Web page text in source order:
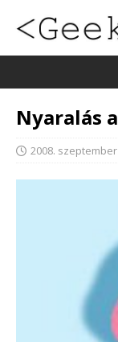
Nyaralás
2008.